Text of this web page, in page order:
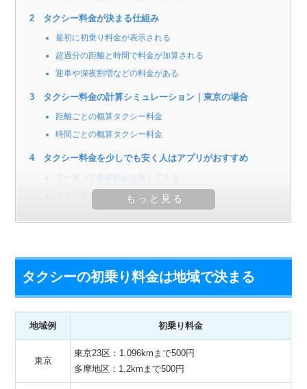
タクシー料金が決まる仕組み
最初に初乗り料金が表示される
超過分の距離と時間で料金が加算される
迎車や深夜割増などの料金がある
タクシー料金の計算シミュレーション｜東京の場合
距離ごとの概算タクシー料金
時間ごとの概算タクシー料金
タクシー料金を少しでも安く人はアプリがおすすめ
クーポンで乗車料金を安くできる
アプリを使うならDiDiとGOがおすすめ
タクシーの初乗り料金は地域で決まる
地域例 初乗り料金
東京
東京23区：1.096kmまで500円
多摩地区：1.2kmまで500円